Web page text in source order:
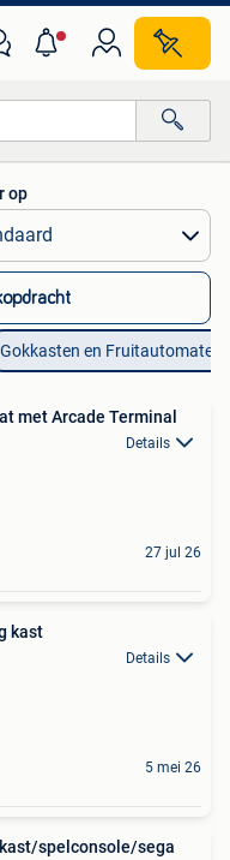
op
Gokkasten en Fruitautomaten
met Arcade Terminal
Details
27 jul 26
kast
Details
5 mei 26
spelconsole/sega